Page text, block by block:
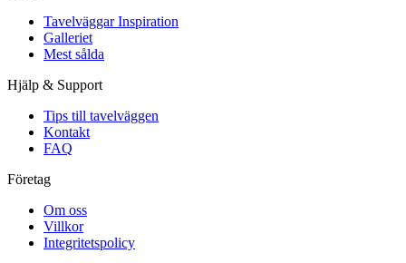
Tavelväggar Inspiration
Galleriet
Mest sålda
Hjälp & Support
Tips till tavelväggen
Kontakt
FAQ
Företag
Om oss
Villkor
Integritetspolicy